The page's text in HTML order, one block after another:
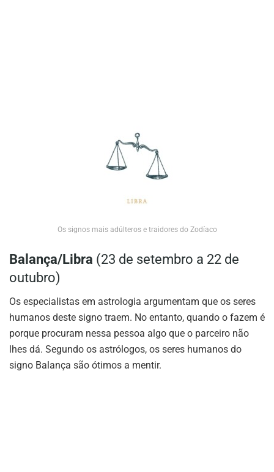
Os signos mais adúlteros e traidores do Zodíaco
Balança/Libra (23 de setembro a 22 de
outubro)
Os especialistas em astrologia argumentam que os seres
humanos deste signo traem. No entanto, quando o fazem é
porque procuram nessa pessoa algo que o parceiro não
lhes dá. Segundo os astrólogos, os seres humanos do
signo Balança são ótimos a mentir.